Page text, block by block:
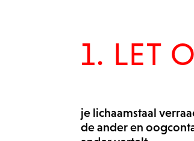
1. LET
je lichaamstaal
de ander en